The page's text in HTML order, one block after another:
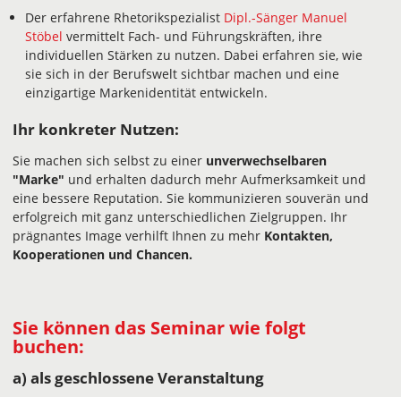
Der erfahrene Rhetorikspezialist Dipl.-Sänger Manuel
Stöbel vermittelt Fach- und Führungskräften, ihre
individuellen Stärken zu nutzen. Dabei erfahren sie, wie
sie sich in der Berufswelt sichtbar machen und eine
einzigartige Markenidentität entwickeln.
Ihr konkreter Nutzen:
Sie machen sich selbst zu einer unverwechselbaren
"Marke" und erhalten dadurch mehr Aufmerksamkeit und
eine bessere Reputation. Sie kommunizieren souverän und
erfolgreich mit ganz unterschiedlichen Zielgruppen. Ihr
prägnantes Image verhilft Ihnen zu mehr Kontakten,
Kooperationen und Chancen.
Sie können das Seminar wie folgt
buchen:
a) als geschlossene Veranstaltung